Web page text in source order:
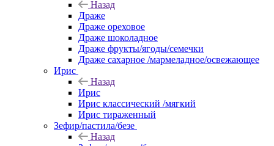
Назад
Драже
Драже ореховое
Драже шоколадное
Драже фрукты/ягоды/семечки
Драже сахарное /мармеладное/освежающее
Ирис
Назад
Ирис
Ирис классический /мягкий
Ирис тираженный
Зефир/пастила/безе
Назад